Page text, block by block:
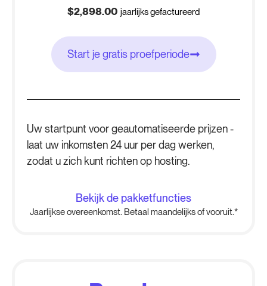
$2,898.00 jaarlijks gefactureerd
Start je gratis proefperiode
Uw startpunt voor geautomatiseerde prijzen -
laat uw inkomsten 24 uur per dag werken,
zodat u zich kunt richten op hosting.
Bekijk de pakketfuncties
Jaarlijkse overeenkomst. Betaal maandelijks of vooruit.*